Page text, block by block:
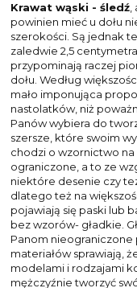
Krawat wąski - śledź
powinien mieć u dołu
szerokości. Są jednak
zaledwie 2,5
przypominają raczej
dołu. Według
mało imponująca
nastolatków, niż
Panów wybiera do
szersze, które swoim
chodzi o wzornictwo
ograniczone, a to ze
niektóre desenie czy
dlatego też na
pojawiają się paski lub
bez wzorów- gładkie.
Panom
materiałów sprawiają,
modelami i rodzajami
mężczyźnie tworzyć